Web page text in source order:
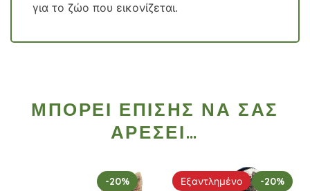
για το ζώο που εικονίζεται.
ΜΠΟΡΕΊ ΕΠΊΣΗΣ ΝΑ ΣΑΣ
ΑΡΈΣΕΙ…
-20% Εξαντλημένο -20%